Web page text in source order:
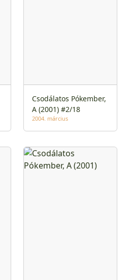
Csodálatos Pókember,
A (2001) #2/18
2004. március